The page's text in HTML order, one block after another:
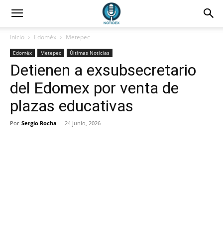
Inicio Edoméx Metepec
Edoméx Metepec Últimas Noticias
Detienen a exsubsecretario
del Edomex por venta de
plazas educativas
Por Sergio Rocha - 24 junio, 2026